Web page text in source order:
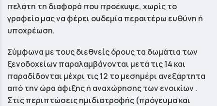
πελάτη τη διαφορά που προέκυψε, χωρίς το
γραφείο µας να φέρει ουδεµία περαιτέρω ευθύνη ή
υποχρέωση.
Σύμφωνα με τους διεθνείς όρους τα δωμάτια των
ξενοδοχείων παραλαμβάνονται μετά τις 14 και
παραδίδονται μέχρι τις 12 το μεσημέρι ανεξάρτητα
από την ώρα άφιξης ή αναχώρησης των ενοικίων .
Στις περιπτώσεις ημιδιατροφής (πρόγευμα και